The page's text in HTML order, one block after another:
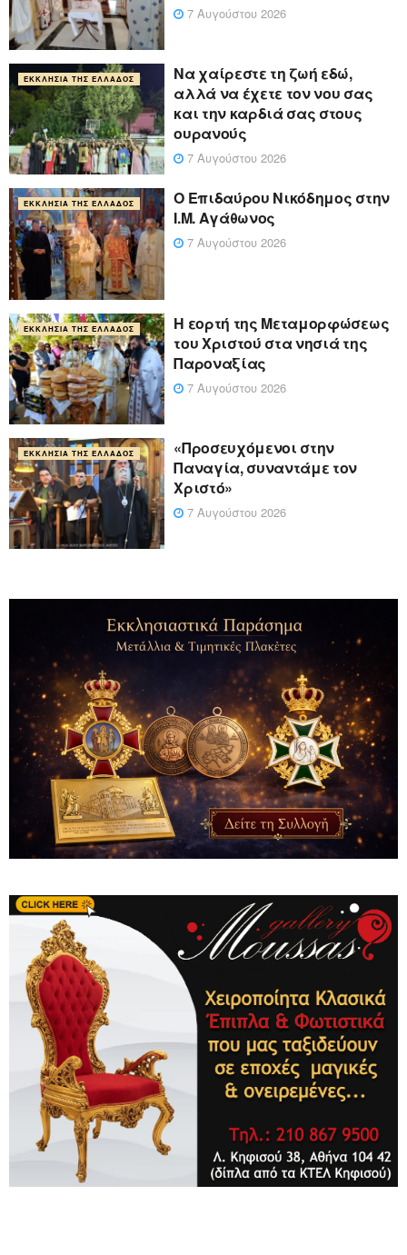
7 Αυγούστου 2026
ΕΚΚΛΗΣΊΑ ΤΗΣ ΕΛΛΆΔΟΣ
Να χαίρεστε τη ζωή εδώ,
αλλά να έχετε τον νου σας
και την καρδιά σας στους
ουρανούς
7 Αυγούστου 2026
ΕΚΚΛΗΣΊΑ ΤΗΣ ΕΛΛΆΔΟΣ
Ο Επιδαύρου Νικόδημος στην
Ι.Μ. Αγάθωνος
7 Αυγούστου 2026
ΕΚΚΛΗΣΊΑ ΤΗΣ ΕΛΛΆΔΟΣ
Η εορτή της Μεταμορφώσεως
του Χριστού στα νησιά της
Παροναξίας
7 Αυγούστου 2026
ΕΚΚΛΗΣΊΑ ΤΗΣ ΕΛΛΆΔΟΣ
«Προσευχόμενοι στην
Παναγία, συναντάμε τον
Χριστό»
7 Αυγούστου 2026